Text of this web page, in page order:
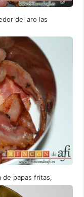
del aro las
de papas fritas,